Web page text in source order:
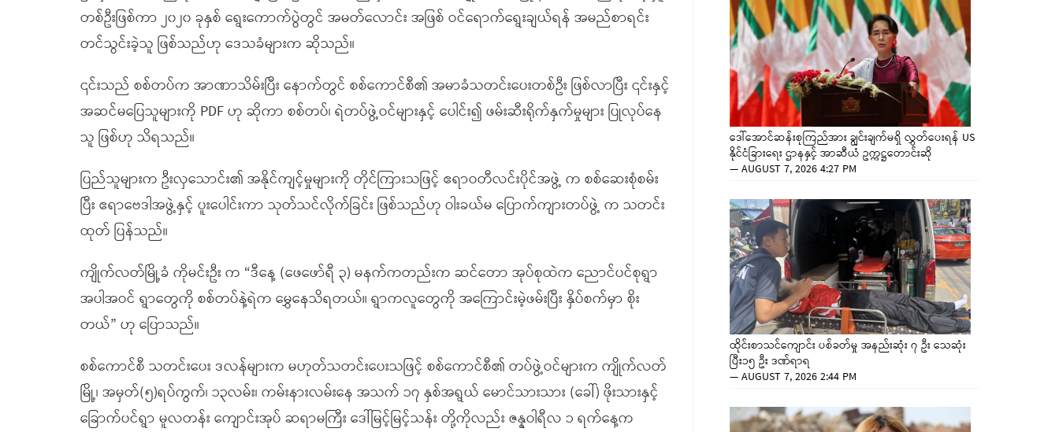
တစ်ဦးဖြစ်ကာ ၂၀၂၀ ခုနှစ် ရွေးကောက်ပွဲတွင် အမတ်လောင်း အဖြစ် ဝင်ရောက်ရွေးချယ်ရန် အမည်စာရင်း
တင်သွင်းခဲ့သူ ဖြစ်သည်ဟု ဒေသခံများက ဆိုသည်။
၎င်းသည် စစ်တပ်က အာဏာသိမ်းပြီး နောက်တွင် စစ်ကောင်စီ၏ အမာခံသတင်းပေးတစ်ဦး ဖြစ်လာပြီး ၎င်းနှင့်
အဆင်မပြေသူများကို PDF ဟု ဆိုကာ စစ်တပ်၊ ရဲတပ်ဖွဲ့ဝင်များနှင့် ပေါင်း၍ ဖမ်းဆီးရိုက်နှက်မှုများ ပြုလုပ်နေ
သူ ဖြစ်ဟု သိရသည်။
ပြည်သူများက ဦးလှသောင်း၏ အနိုင်ကျင့်မှုများကို တိုင်ကြားသဖြင့် ဧရာဝတီလင်းပိုင်အဖွဲ့ က စစ်ဆေးစုံစမ်း
ပြီး ဧရာဗေဒါအဖွဲ့နှင့် ပူးပေါင်းကာ သုတ်သင်လိုက်ခြင်း ဖြစ်သည်ဟု ဝါးခယ်မ ပြောက်ကျားတပ်ဖွဲ့ က သတင်း
ထုတ် ပြန်သည်။
ကျိုက်လတ်မြို့ခံ ကိုမင်းဦး က “ဒီနေ့ (ဖေဖော်ရီ ၃) မနက်ကတည်းက ဆင်တော အုပ်စုထဲက ညောင်ပင်စုရွာ
အပါအဝင် ရွာတွေကို စစ်တပ်နဲ့ရဲက မွှေနေသိရတယ်။ ရွာကလူတွေကို အကြောင်းမဲ့ဖမ်းပြီး နှိပ်စက်မှာ စိုး
တယ်” ဟု ပြောသည်။
စစ်ကောင်စီ သတင်းပေး ဒလန်များက မဟုတ်သတင်းပေးသဖြင့် စစ်ကောင်စီ၏ တပ်ဖွဲ့ဝင်များက ကျိုက်လတ်
မြို့၊ အမှတ်(၅)ရပ်ကွက်၊ ၁၃လမ်း၊ ကမ်းနားလမ်းနေ အသက် ၁၇ နှစ်အရွယ် မောင်သားသား (ခေါ်) ဖိုးသားနှင့်
ခြောက်ပင်ရွာ မူလတန်း ကျောင်းအုပ် ဆရာမကြီး ဒေါ်မြင့်မြင့်သန်း တို့ကိုလည်း ဇန္နဝါရီလ ၁ ရက်နေ့က
ဒေါ်အောင်ဆန်းစုကြည်အား ချွင်းချက်မရှိ လွှတ်ပေးရန် US
နိုင်ငံခြားရေး ဌာနနှင့် အာဆီယံ ဥက္ကဋ္ဌတောင်းဆို
—AUGUST 7, 2026 4:27 PM
ထိုင်းစာသင်ကျောင်း ပစ်ခတ်မှု အနည်းဆုံး ၇ ဦး သေဆုံး
ပြီး၁၅ ဦး ဒဏ်ရာရ
—AUGUST 7, 2026 2:44 PM